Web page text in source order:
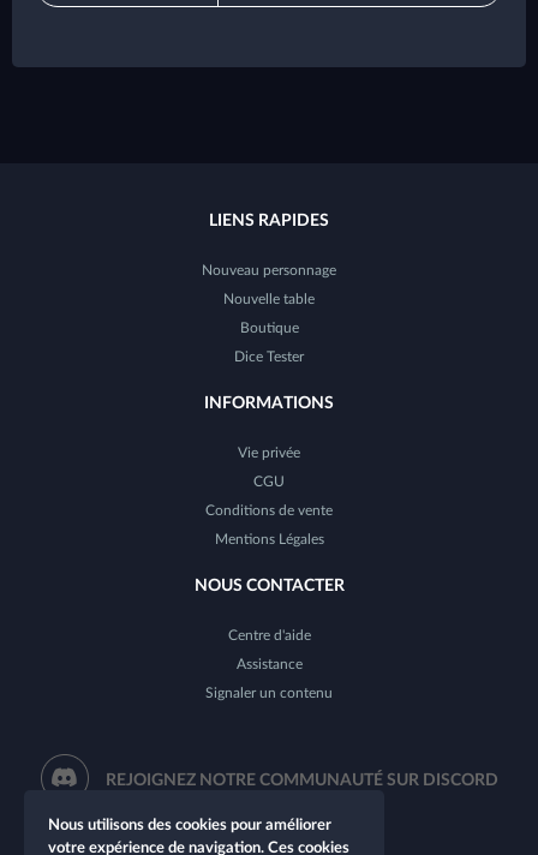
LIENS RAPIDES
Nouveau personnage
Nouvelle table
Boutique
Dice Tester
INFORMATIONS
Vie privée
CGU
Conditions de vente
Mentions Légales
NOUS CONTACTER
Centre d'aide
Assistance
Signaler un contenu
REJOIGNEZ NOTRE COMMUNAUTÉ SUR DISCORD
Nous utilisons des cookies pour améliorer
votre expérience de navigation. Ces cookies